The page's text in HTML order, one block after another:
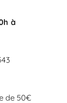
à
de 50€